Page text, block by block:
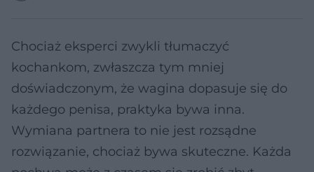
Chociaż eksperci zwykli tłumaczyć
kochankom, zwłaszcza tym mniej
doświadczonym, że wagina dopasuje się do
każdego penisa, praktyka bywa inna.
Wymiana partnera to nie jest rozsądne
rozwiązanie, chociaż bywa skuteczne. Każda